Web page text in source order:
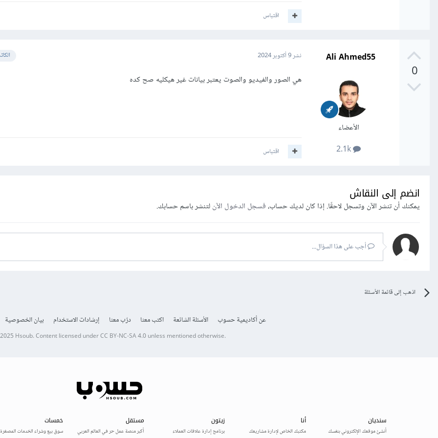
ويمكنك قراءة الإجابة التالية إذا كنت تريد الفرق بينهما بالنسبة لقواعد البيانات:
اقتباس
0
Ali Ahmed55
الأعضاء
نشر9 أكتوبر 2024
هي الصور والفيديو والصوت يعتبر بيانات غير هيكليه صح كده
اقتباس
انضم إلى النقاش
يمكنك أن تنشر الآن وتسجل لاحقًا. إذا كان لديك حساب،فسجل الدخول الآنلتنشر باسم حسابك.
أجب على هذا السؤال...
اذهب إلى قائمة الأسئلة
عن أكاديمية حسوب الأسئلة الشائعة اكتب معنا درّب معنا إرشادات الاستخدام بيان الخصوصية
Hsoub.Content licensed underCC BY-NC-SA 4.0unless mentioned otherwise.